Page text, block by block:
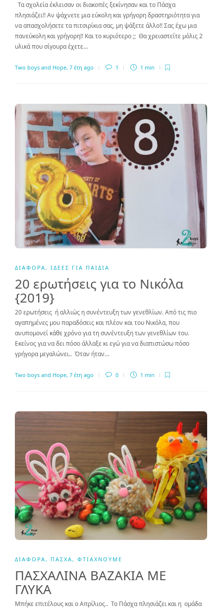
Τα σχολεία έκλεισαν οι διακοπές ξεκίνησαν και το Πάσχα
πλησιάζει!! Αν ψάχνετε μια εύκολη και γρήγορη δραστηριότητα για
να απασχολήσετε τα πιτσιρίκια σας, μη ψάξετε άλλο!! Σας έχω μια
πανεύκολη και γρήγορη!! Και το κυριότερο ;; Θα χρειαστείτε μόλις 2
υλικά που σίγουρα έχετε…
Two boys and Hope, 7 έτη ago 1 1 min
ΔΙΆΦΟΡΑ, ΙΔΈΕΣ ΓΙΑ ΠΑΙΔΙΆ
20 ερωτήσεις για το Νικόλα
{2019}
20 ερωτήσεις ή αλλιώς η συνέντευξη των γενεθλίων. Από τις πιο
αγαπημένες μου παραδόσεις και πλέον και του Νικόλα, που
ανυπομονεί κάθε χρόνο για τη συνέντευξη των γενεθλίων του.
Εκείνος για να δει πόσο άλλαξε κι εγώ για να διαπιστώσω πόσο
γρήγορα μεγαλώνει.. Όταν ήταν…
Two boys and Hope, 7 έτη ago 0 1 min
ΔΙΆΦΟΡΑ, ΠΆΣΧΑ, ΦΤΙΆΧΝΟΥΜΕ
ΠΑΣΧΑΛΙΝΑ ΒΑΖΑΚΙΑ ΜΕ
ΓΛΥΚΑ
Μπήκε επιτέλους και ο Απρίλιος.. Το Πάσχα πλησιάζει και η ομάδα